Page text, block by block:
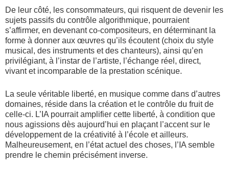
De leur côté, les consommateurs, qui risquent de devenir les
sujets passifs du contrôle algorithmique, pourraient
s’affirmer, en devenant co-compositeurs, en déterminant la
forme à donner aux œuvres qu’ils écoutent (choix du style
musical, des instruments et des chanteurs), ainsi qu’en
privilégiant, à l’instar de l’artiste, l’échange réel, direct,
vivant et incomparable de la prestation scénique.
La seule véritable liberté, en musique comme dans d’autres
domaines, réside dans la création et le contrôle du fruit de
celle-ci. L’IA pourrait amplifier cette liberté, à condition que
nous agissions dès aujourd’hui en plaçant l’accent sur le
développement de la créativité à l’école et ailleurs.
Malheureusement, en l’état actuel des choses, l’IA semble
prendre le chemin précisément inverse.